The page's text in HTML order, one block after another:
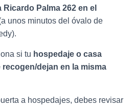
Ricardo Palma 262 en el
unos minutos del óvalo de
si tu hospedaje o casa
dejan en la misma
a hospedajes, debes revisar